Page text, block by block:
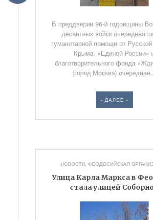
В преддверии 96-й годовщины
десантных войск очередная
гуманитарной помощи от
Крыма, «Единой России»
благотворительного фонда
(город Москва)
- ДАЛЕЕ -
НОВОСТИ,ФЕОДОСИЙСКАЯ
Улица Карла Маркса в
стала улицей